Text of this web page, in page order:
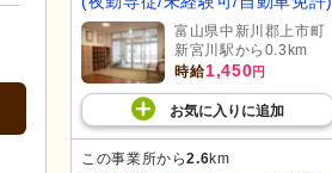
富山県中新川郡上市町
新宮川駅から0.3km
時給1,450円
お気に入り に追加
この事業所から2.6km